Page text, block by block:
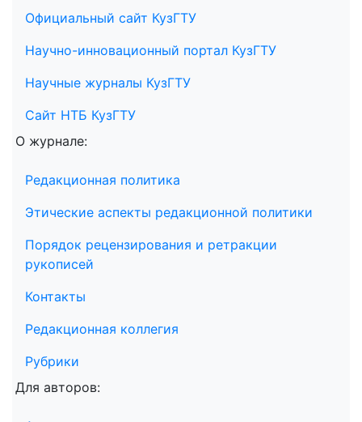
Официальный сайт КузГТУ
Научно-инновационный портал КузГТУ
Научные журналы КузГТУ
Сайт НТБ КузГТУ
О журнале:
Редакционная политика
Этические аспекты редакционной политики
Порядок рецензирования и ретракции
рукописей
Контакты
Редакционная коллегия
Рубрики
Для авторов: